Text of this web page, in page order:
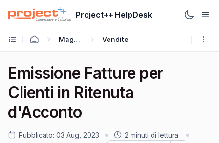
Project++ HelpDesk
Mago4 Vendite
Emissione Fatture per
Clienti in Ritenuta
d'Acconto
Pubblicato: 03 Aug, 2023
2 minuti di lettura